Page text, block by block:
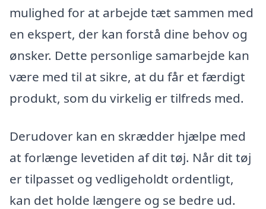
mulighed for at arbejde tæt sammen med
en ekspert, der kan forstå dine behov og
ønsker. Dette personlige samarbejde kan
være med til at sikre, at du får et færdigt
produkt, som du virkelig er tilfreds med.
Derudover kan en skrædder hjælpe med
at forlænge levetiden af dit tøj. Når dit tøj
er tilpasset og vedligeholdt ordentligt,
kan det holde længere og se bedre ud.